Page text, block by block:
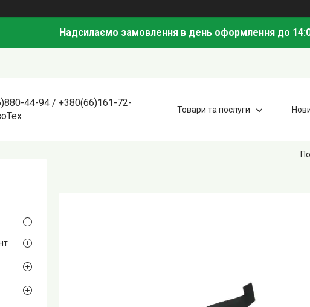
Надсилаємо замовлення в день оформлення до
44-94 / +380(66)161-72-
Товари та послуги